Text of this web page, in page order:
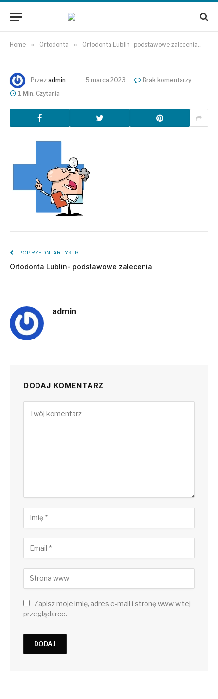
Home » Ortodonta » Ortodonta Lublin- podstawowe zalecenia
Przez admin 5 marca 2023
Brak komentarzy
1 Min. Czytania
POPRZEDNI ARTYKUŁ
Ortodonta Lublin- podstawowe zalecenia
admin
DODAJ KOMENTARZ
Zapisz moje imię, adres e-mail i stronę www w tej
przeglądarce.